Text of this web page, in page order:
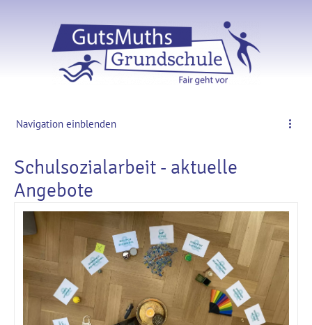
Navigation einblenden
Schulsozialarbeit - aktuelle
Angebote